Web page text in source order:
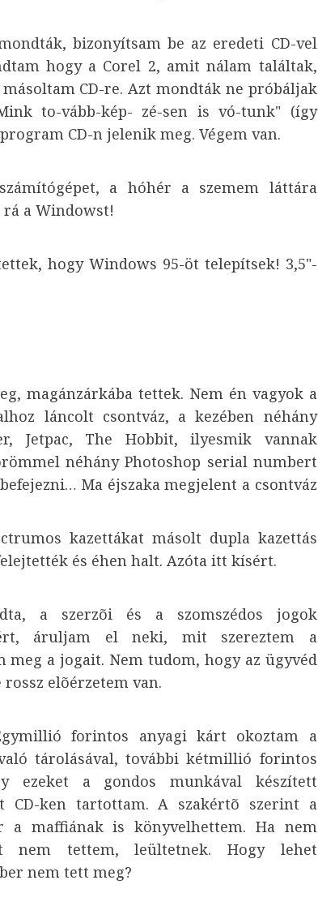
bizonyítsam be az eredeti CD-vel
hogy a Corel 2, amit nálam találtak,
CD-re. Azt mondták ne próbáljak
to-vább-kép- zé-sen is vó-tunk" (így
CD-n jelenik meg. Végem van.
a hóhér a szemem láttára
a Windowst!
hogy Windows 95-öt telepítsek! 3,5"-
magánzárkába tettek. Nem én vagyok a
láncolt csontváz, a kezében néhány
Jetpac, The Hobbit, ilyesmik vannak
néhány Photoshop serial numbert
Ma éjszaka megjelent a csontváz
kazettákat másolt dupla kazettás
és éhen halt. Azóta itt kísért.
a szerzõi és a szomszédos jogok
áruljam el neki, mit szereztem a
meg a jogait. Nem tudom, hogy az ügyvéd
elõérzetem van.
forintos anyagi kárt okoztam a
tárolásával, további kétmillió forintos
ezeket a gondos munkával készített
CD-ken tartottam. A szakértõ szerint a
a maffiának is könyvelhettem. Ha nem
nem tettem, leültetnek. Hogy lehet
nem tett meg?